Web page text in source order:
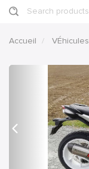
Search products
Accueil VÉhicules
précédent